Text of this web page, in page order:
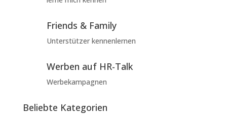
Friends & Family
Unterstützer kennenlernen
Werben auf HR-Talk
Werbekampagnen
Beliebte Kategorien